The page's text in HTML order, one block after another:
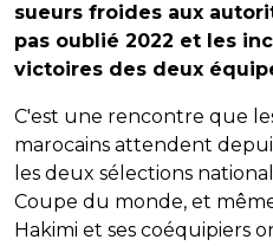
sueurs froides aux
pas oublié 2022 et les
victoires des deux
C'est une rencontre que
marocains attendent
les deux sélections
Coupe du monde, et
Hakimi et ses coéquipiers